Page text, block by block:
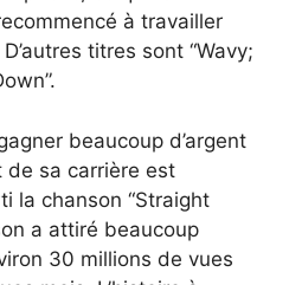
à travailler
titres sont “Wavy;
beaucoup d’argent
sa carrière est
la chanson “Straight
a attiré beaucoup
30 millions de vues